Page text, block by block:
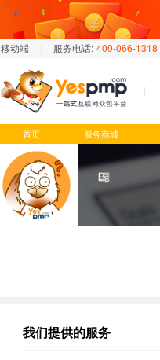
移动端 服务电话: 400-066-1318
首页 服务商城
我们提供的服务